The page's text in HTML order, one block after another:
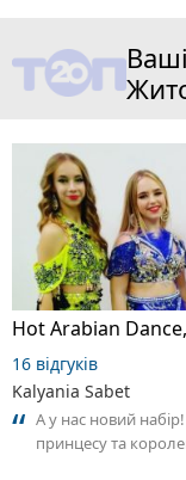
16 відгуків
Kalyania Sabet
А у нас новий
принцесу та